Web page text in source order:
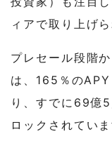
ィアで取り上げ
プレセール段階
は、165％の
り、すでに69億
ロックされていま